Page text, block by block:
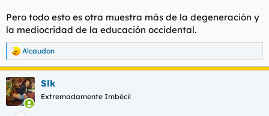
Pero todo esto es otra muestra más de la degeneración y
la mediocridad de la educación occidental.
R
e
a
c
c
i
Alcaudon
Slk
Extremadamente Imbécil